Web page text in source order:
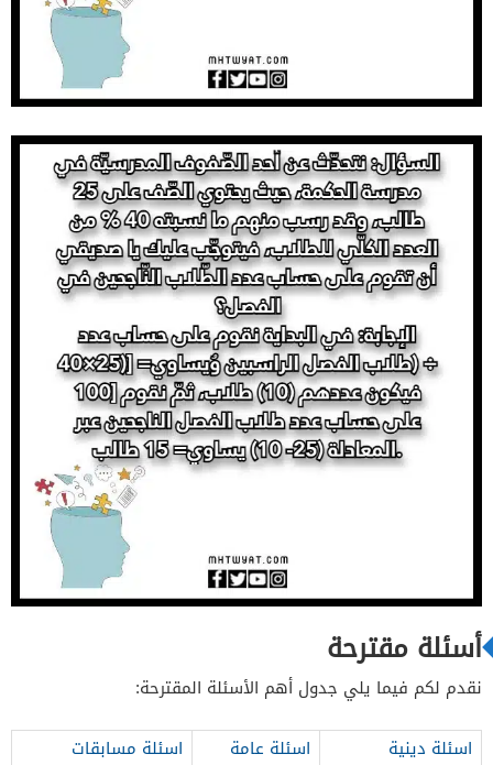
أسئلة مقترحة
نقدم لكم فيما يلي جدول أهم الأسئلة المقترحة:
اسئلة دينية
اسئلة عامة
اسئلة مسابقات